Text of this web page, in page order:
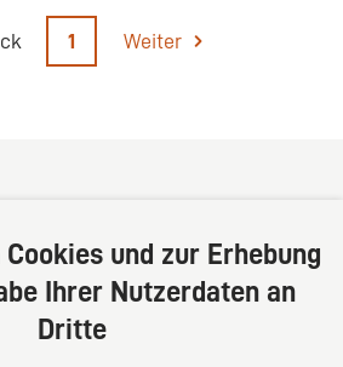
1 Weiter
und zur Erhebung
Ihrer Nutzerdaten an
Dritte